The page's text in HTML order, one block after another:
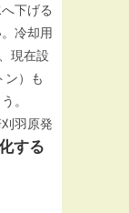
下げる
冷却用
現在設
ン）も
。
羽原発
する